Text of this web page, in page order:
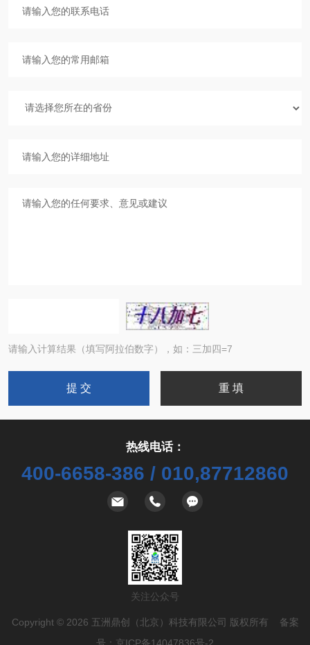
请输入计算结果（填写阿拉伯数字），如：三加四=7
热线电话：
400-6658-386 / 010,87712860
关注公众号
Copyright © 2026 五洲鼎创（北京）科技有限公司 版权所有 备案